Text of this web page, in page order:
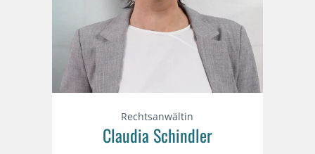
Rechtsanwältin
Claudia Schindler